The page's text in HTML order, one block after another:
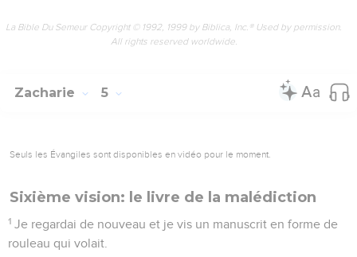
La Bible Du Semeur Copyright © 1992, 1999 by Biblica, Inc.® Used by permission.
All rights reserved worldwide.
Zacharie 5
Seuls les Évangiles sont disponibles en vidéo pour le moment.
Sixième vision: le livre de la malédiction
1 Je regardai de nouveau et je vis un manuscrit en forme de
rouleau qui volait.